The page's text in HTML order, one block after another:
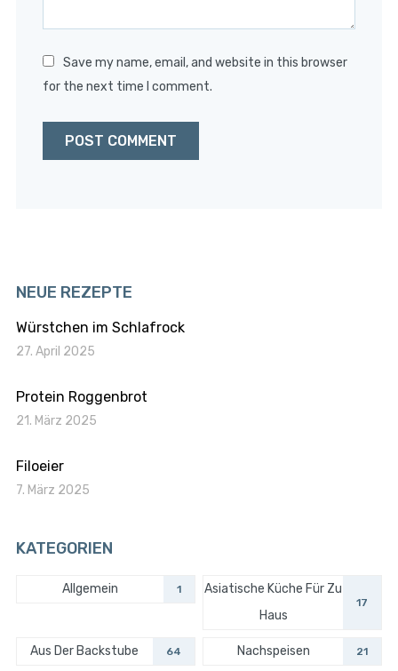
Save my name, email, and website in this browser
for the next time I comment.
NEUE REZEPTE
Würstchen im Schlafrock
27. April 2025
Protein Roggenbrot
21. März 2025
Filoeier
7. März 2025
KATEGORIEN
Allgemein 1
Asiatische Küche Für Zu
Haus
17
Aus Der Backstube 64 Nachspeisen 21